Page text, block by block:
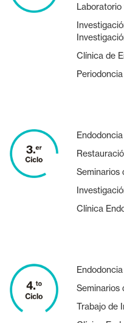
Laboratorio
Clínica de
Periodoncia
Seminarios
Clínica
Seminarios
Trabajo de